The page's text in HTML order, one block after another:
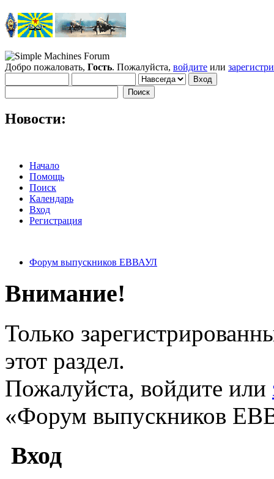
Добро пожаловать, Гость. Пожалуйста, войдите или
Новости:
Начало
Помощь
Поиск
Календарь
Вход
Регистрация
Форум выпускников ЕВВАУЛ
Внимание!
Только
этот раздел.
Пожалуйста, войдите или
«Форум выпускников
Вход